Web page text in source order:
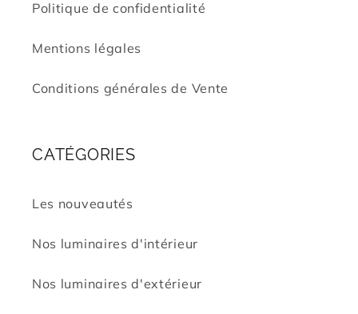
Politique de confidentialité
Mentions légales
Conditions générales de Vente
CATÉGORIES
Les nouveautés
Nos luminaires d'intérieur
Nos luminaires d'extérieur